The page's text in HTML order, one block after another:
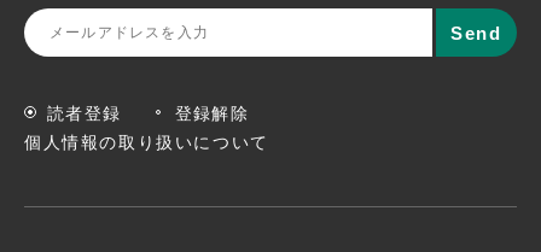
読者登録
登録解除
個人情報の取り扱いについて